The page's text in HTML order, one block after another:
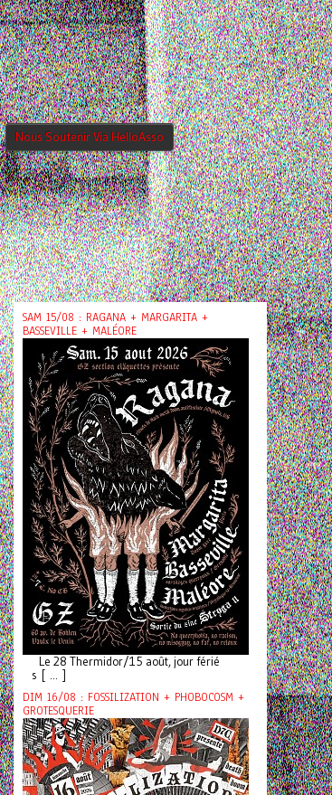
Nous Soutenir Via HelloAsso
SAM 15/08 : RAGANA + MARGARITA +
BASSEVILLE + MALÉORE
Le 28 Thermidor/15 août, jour férié
s [ ... ]
DIM 16/08 : FOSSILIZATION + PHOBOCOSM +
GROTESQUERIE